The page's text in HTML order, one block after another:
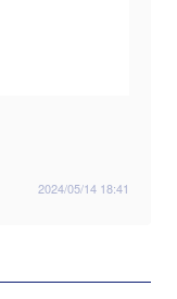
2024/05/14 18:41